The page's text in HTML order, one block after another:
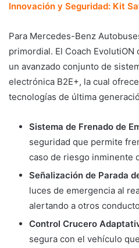
Innovación y Seguridad: Kit
Para Mercedes-Benz
primordial. El Coach EvolutiON
un avanzado conjunto de
electrónica B2E+, la cual
tecnologías de última
Sistema de Frenado de
seguridad que permite
caso de riesgo inminente
Señalización de Parada
luces de emergencia al
alertando a otros
Control Crucero
segura con el vehículo